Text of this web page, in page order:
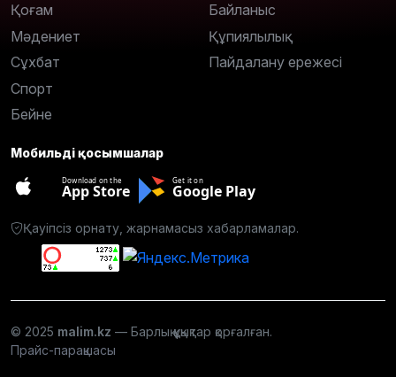
Қоғам
Мәдениет
Сұхбат
Спорт
Бейне
Байланыс
Құпиялылық
Пайдалану ережесі
Мобильді қосымшалар
Download on the
App Store
Get it on
Google Play
Қауіпсіз орнату, жарнамасыз хабарламалар.
© 2025 malim.kz — Барлық құқықтар қорғалған.
Прайс-парақшасы